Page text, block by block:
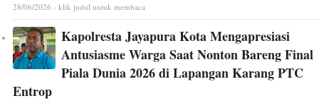
28/06/2026 - klik judul untuk membaca
Kapolresta Jayapura Kota Mengapresiasi
Antusiasme Warga Saat Nonton Bareng Final
Piala Dunia 2026 di Lapangan Karang PTC
Entrop